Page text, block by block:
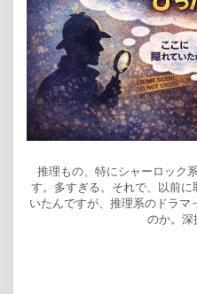
推理もの、特にシャーロック
す。多すぎる。それで、以前に
いたんですが、推理系のドラ
のか。深